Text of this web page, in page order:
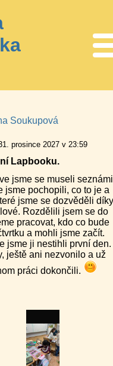
Soukupová
prosince 2027 v 23:59
Lapbooku.
jsme se museli
jsme pochopili, co to je a
jsme se dozvěděli díky
Rozdělili jsem se do
pracovat, kdo co bude
a mohli jsme začít.
jsme ji nestihli první den.
ještě ani nezvonilo a už
práci dokončili.